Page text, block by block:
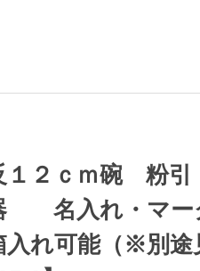
１２ｃｍ碗 粉
名入れ・マー
入れ可能（※別